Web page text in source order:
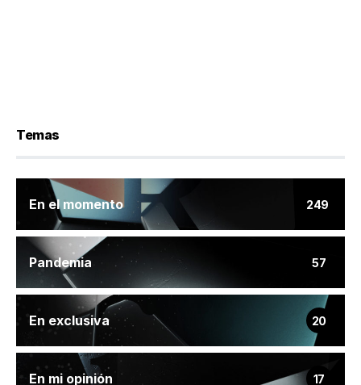
Temas
En el momento 249
Pandemia 57
En exclusiva 20
En mi opinión 17